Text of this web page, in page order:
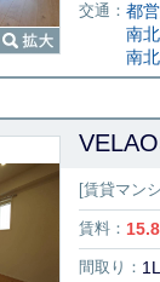
交通： 都
南
南
[賃貸マン
賃料： 15.8
間取り：